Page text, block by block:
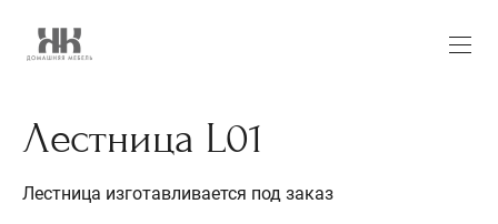
Лестница L01
Лестница изготавливается под заказ